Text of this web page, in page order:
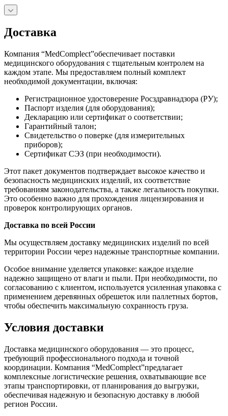
Доставка
Компания “MedComplect”обеспечивает поставки
медицинского оборудования с тщательным контролем на
каждом этапе. Мы предоставляем полный комплект
необходимой документации, включая:
Регистрационное удостоверение Росздравнадзора (РУ);
Паспорт изделия (для оборудования);
Декларацию или сертификат о соответствии;
Гарантийный талон;
Свидетельство о поверке (для измерительных
приборов);
Сертификат СЭЗ (при необходимости).
Этот пакет документов подтверждает высокое качество и
безопасность медицинских изделий, их соответствие
требованиям законодательства, а также легальность покупки.
Это особенно важно для прохождения лицензирования и
проверок контролирующих органов.
Доставка по всей России
Мы осуществляем доставку медицинских изделий по всей
территории России через надежные транспортные компании.
Особое внимание уделяется упаковке: каждое изделие
надежно защищено от влаги и пыли. При необходимости, по
согласованию с клиентом, используется усиленная упаковка с
применением деревянных обрешеток или паллетных бортов,
чтобы обеспечить максимальную сохранность груза.
Условия доставки
Доставка медицинского оборудования — это процесс,
требующий профессионального подхода и точной
координации. Компания “MedComplect”предлагает
комплексные логистические решения, охватывающие все
этапы транспортировки, от планирования до выгрузки,
обеспечивая надежную и безопасную доставку в любой
регион России.